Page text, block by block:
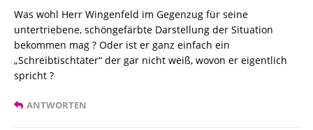
Was wohl Herr Wingenfeld im Gegenzug für seine
untertriebene, schöngefärbte Darstellung der Situation
bekommen mag ? Oder ist er ganz einfach ein
„Schreibtischtäter“ der gar nicht weiß, wovon er eigentlich
spricht ?
ANTWORTEN